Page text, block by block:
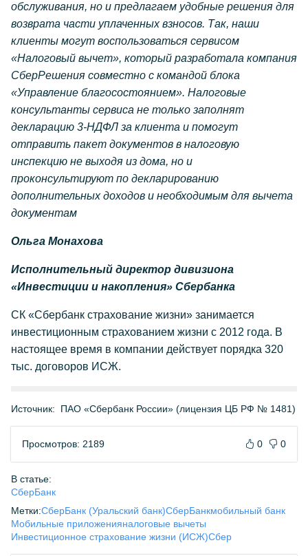
обслуживания, но и предлагаем удобные решения для
возврата части уплаченных взносов. Так, наши
клиенты могут воспользоваться сервисом
«Налоговый вычет», который разработала компания
СберРешения совместно с командой блока
«Управление благосостоянием». Налоговые
консультанты сервиса не только заполнят
декларацию 3-НДФЛ за клиента и помогут
отправить пакет документов в налоговую
инспекцию не выходя из дома, но и
проконсультируют по декларированию
дополнительных доходов и необходимым для вычета
документам
Ольга Монахова
Исполнительный директор дивизиона
«Инвестиции и накопления» Сбербанка
СК «Сбербанк страхование жизни» занимается
инвестиционным страхованием жизни с 2012 года. В
настоящее время в компании действует порядка 320
тыс. договоров ИСЖ.
Источник: ПАО «Сбербанк России» (лицензия ЦБ РФ № 1481)
Просмотров: 2189 0 0
В статье:
СберБанк
Метки:СберБанк (Уральский банк)СберБанкмобильный банк
Мобильные приложенияналоговые вычеты
Инвестиционное страхование жизни (ИСЖ)Сбер